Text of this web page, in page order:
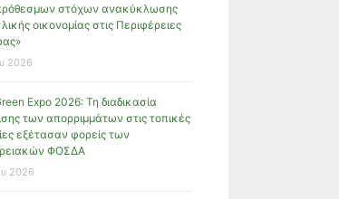
στόχων ανακύκλωσης
οικονομίας στις Περιφέρειες
2026
Expo 2026: Τη διαδικασία
των απορριμμάτων στις τοπικές
εξέτασαν φορείς των
ΦΟΣΔΑ
2026